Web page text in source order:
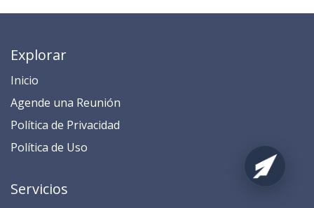
Explorar
Inicio
​​​​​​​​​​​​​​​​​​​​​​​​​​​​A​gend​e ​u​na​ Reunión​
​​​​​​P​o​l​ítica de Privacidad
​​​​​​​​​​​P​o​l​í​t​ic​a​ d​e ​U​so​
Servicios